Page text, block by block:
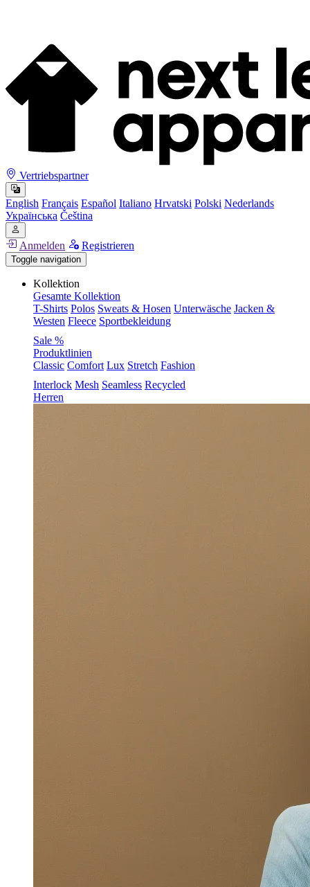
Vertriebspartner
English Français Español Italiano Hrvatski Polski Nederlands
Українська Čeština
Anmelden Registrieren
Toggle navigation
Kollektion
Gesamte Kollektion
T-Shirts Polos Sweats & Hosen Unterwäsche Jacken &
Westen Fleece Sportbekleidung
Sale %
Produktlinien
Classic Comfort Lux Stretch Fashion
Interlock Mesh Seamless Recycled
Herren